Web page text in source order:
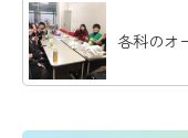
各科のオ